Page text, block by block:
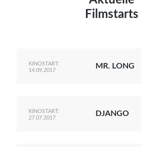
Filmstarts
KINOSTART:
14.09.2017
MR. LONG
KINOSTART:
27.07.2017
DJANGO